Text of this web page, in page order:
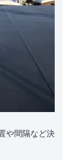
や間隔など決